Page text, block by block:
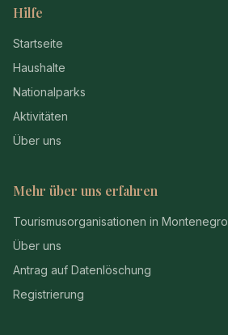
Hilfe
Startseite
Haushalte
Nationalparks
Aktivitäten
Über uns
Mehr über uns erfahren
Tourismusorganisationen in Montenegro
Über uns
Antrag auf Datenlöschung
Registrierung